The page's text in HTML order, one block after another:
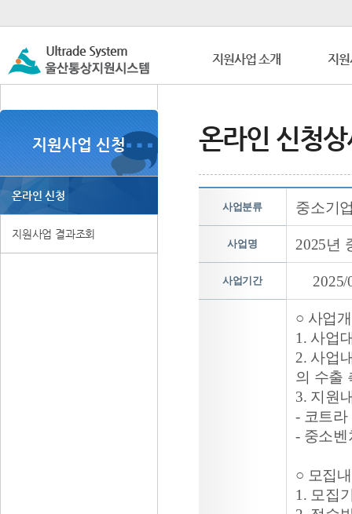
지원사업 소개 지
지원사업 신청
온라인 신청
지원사업 결과조회
온라인 신청
사업분류 중소기
사업명 2025년
사업기간 2025/
○ 사업
1. 사업
2. 사업
의 수출
3. 지원
- 코트라
- 중소벤
○ 모집
1. 모집